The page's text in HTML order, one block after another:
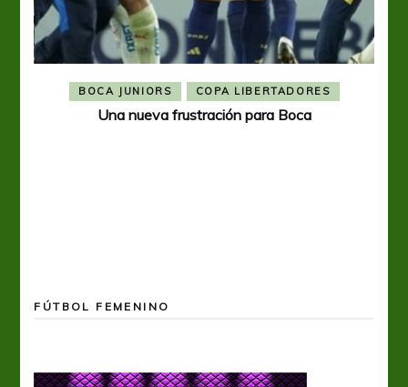
BOCA JUNIORS COPA LIBERTADORES
Una nueva frustración para Boca
FÚTBOL FEMENINO